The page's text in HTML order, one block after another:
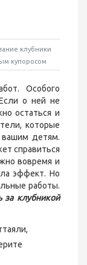
клубники
купоросом
Особого
о ней не
остаться и
которые
вашим детям.
справиться
вовремя и
эффект. Но
работы.
за клубникой